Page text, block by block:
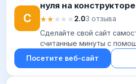
С
нуля на
★★★★★
★★★★★2.03 отзыва
Cделайте свой сайт
считанные минуты с
конструктора сайтов
сотрудничества и низкие
Посетите веб-сайт